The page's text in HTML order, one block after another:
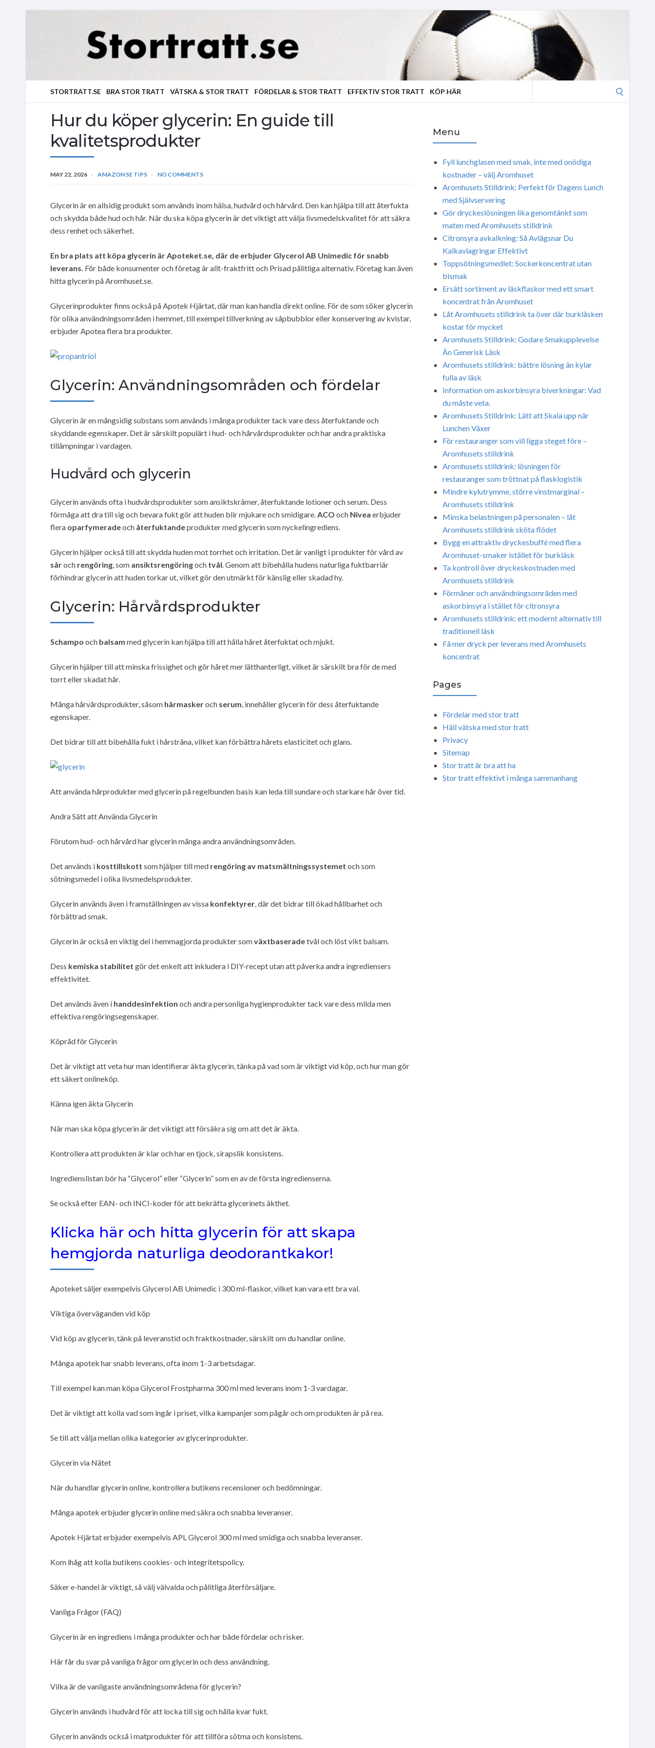
STORTRATT.SE BRA STOR TRATT VÄTSKA & STOR TRATT FÖRDELAR & STOR TRATT EFFEKTIV STOR TRATT KÖP HÄR
Hur du köper glycerin: En guide till
kvalitetsprodukter
MAY 22, 2026 AMAZON SE TIPS NO COMMENTS
Glycerin är en allsidig produkt som används inom hälsa, hudvård och hårvård. Den kan hjälpa till att återfukta
och skydda både hud och hår. När du ska köpa glycerin är det viktigt att välja livsmedelskvalitet för att säkra
dess renhet och säkerhet.
En bra plats att köpa glycerin är Apoteket.se, där de erbjuder Glycerol AB Unimedic för snabb
leverans. För både konsumenter och företag är allt-fraktfritt och Prisad pålitliga alternativ. Företag kan även
hitta glycerin på Aromhuset.se.
Glycerinprodukter finns också på Apotek Hjärtat, där man kan handla direkt online. För de som söker glycerin
för olika användningsområden i hemmet, till exempel tillverkning av såpbubblor eller konservering av kvistar,
erbjuder Apotea flera bra produkter.
Glycerin: Användningsområden och fördelar
Glycerin är en mångsidig substans som används i många produkter tack vare dess återfuktande och
skyddande egenskaper. Det är särskilt populärt i hud- och hårvårdsprodukter och har andra praktiska
tillämpningar i vardagen.
Hudvård och glycerin
Glycerin används ofta i hudvårdsprodukter som ansiktskrämer, återfuktande lotioner och serum. Dess
förmåga att dra till sig och bevara fukt gör att huden blir mjukare och smidigare.ACO och Nivea erbjuder
flera oparfymeradeoch återfuktandeprodukter med glycerin som nyckelingrediens.
Glycerin hjälper också till att skydda huden mot torrhet och irritation. Det är vanligt i produkter för vård av
såroch rengöring, som ansiktsrengöringoch tvål. Genom att bibehålla hudens naturliga fuktbarriär
förhindrar glycerin att huden torkar ut, vilket gör den utmärkt för känslig eller skadad hy.
Glycerin: Hårvårdsprodukter
Schampo och balsam med glycerin kan hjälpa till att hålla håret återfuktat och mjukt.
Glycerin hjälper till att minska frissighet och gör håret mer lätthanterligt, vilket är särskilt bra för de med
torrt eller skadat hår.
Många hårvårdsprodukter, såsom hårmaskeroch serum, innehåller glycerin för dess återfuktande
egenskaper.
Det bidrar till att bibehålla fukt i hårstråna, vilket kan förbättra hårets elasticitet och glans.
Att använda hårprodukter med glycerin på regelbunden basis kan leda till sundare och starkare hår över tid.
Andra Sätt att Använda Glycerin
Förutom hud- och hårvård har glycerin många andra användningsområden.
Det används i kosttillskott som hjälper till med rengöring av matsmältningssystemet och som
sötningsmedel i olika livsmedelsprodukter.
Glycerin används även i framställningen av vissa konfektyrer, där det bidrar till ökad hållbarhet och
förbättrad smak.
Glycerin är också en viktig del i hemmagjorda produkter somväxtbaseradetvål och löst vikt balsam.
Dess kemiska stabilitet gör det enkelt att inkludera i DIY-recept utan att påverka andra ingrediensers
effektivitet.
Det används även i handdesinfektion och andra personliga hygienprodukter tack vare dess milda men
effektiva rengöringsegenskaper.
Köpråd för Glycerin
Det är viktigt att veta hur man identifierar äkta glycerin, tänka på vad som är viktigt vid köp, och hur man gör
ett säkert onlineköp.
Känna igen äkta Glycerin
När man ska köpa glycerin är det viktigt att försäkra sig om att det är äkta.
Kontrollera att produkten är klar och har en tjock, sirapslik konsistens.
Ingredienslistan bör ha “Glycerol” eller “Glycerin” som en av de första ingredienserna.
Se också efter EAN- och INCI-koder för att bekräfta glycerinets äkthet.
Klicka här och hitta glycerin för att skapa
hemgjorda naturliga deodorantkakor!
Apoteket säljer exempelvis Glycerol AB Unimedic i 300 ml-flaskor, vilket kan vara ett bra val.
Viktiga överväganden vid köp
Vid köp av glycerin, tänk på leveranstid och fraktkostnader, särskilt om du handlar online.
Många apotek har snabb leverans, ofta inom 1-3 arbetsdagar.
Till exempel kan man köpa Glycerol Frostpharma 300 ml med leverans inom 1-3 vardagar.
Det är viktigt att kolla vad som ingår i priset, vilka kampanjer som pågår och om produkten är på rea.
Se till att välja mellan olika kategorier av glycerinprodukter.
Glycerin via Nätet
När du handlar glycerin online, kontrollera butikens recensioner och bedömningar.
Många apotek erbjuder glycerin online med säkra och snabba leveranser.
Apotek Hjärtat erbjuder exempelvis APL Glycerol 300 ml med smidiga och snabba leveranser.
Kom ihåg att kolla butikens cookies- och integritetspolicy.
Säker e-handel är viktigt, så välj välvalda och pålitliga återförsäljare.
Vanliga Frågor (FAQ)
Glycerin är en ingrediens i många produkter och har både fördelar och risker.
Här får du svar på vanliga frågor om glycerin och dess användning.
Vilka är de vanligaste användningsområdena för glycerin?
Glycerin används i hudvård för att locka till sig och hålla kvar fukt.
Glycerin används också i matprodukter för att tillföra sötma och konsistens.
Menu
Fyll lunchglasen med smak, inte med onödiga
kostnader – välj Aromhuset
Aromhusets Stilldrink: Perfekt för Dagens Lunch
med Självservering
Gör dryckeslösningen lika genomtänkt som
maten med Aromhusets stilldrink
Citronsyra avkalkning: Så Avlägsnar Du
Kalkavlagringar Effektivt
Toppsötningsmedlet: Sockerkoncentrat utan
bismak
Ersätt sortiment av läskflaskor med ett smart
koncentrat från Aromhuset
Låt Aromhusets stilldrink ta över där burkläsken
kostar för mycket
Aromhusets Stilldrink: Godare Smakupplevelse
Än Generisk Läsk
Aromhusets stilldrink: bättre lösning än kylar
fulla av läsk
Information om askorbinsyra biverkningar: Vad
du måste veta.
Aromhusets Stilldrink: Lätt att Skala upp när
Lunchen Växer
För restauranger som vill ligga steget före –
Aromhusets stilldrink
Aromhusets stilldrink: lösningen för
restauranger som tröttnat på flasklogistik
Mindre kylutrymme, större vinstmarginal –
Aromhusets stilldrink
Minska belastningen på personalen – låt
Aromhusets stilldrink sköta flödet
Bygg en attraktiv dryckesbuffé med flera
Aromhuset-smaker istället för burkläsk
Ta kontroll över dryckeskostnaden med
Aromhusets stilldrink
Förmåner och användningsområden med
askorbinsyra i stället för citronsyra
Aromhusets stilldrink: ett modernt alternativ till
traditionell läsk
Få mer dryck per leverans med Aromhusets
koncentrat
Pages
Fördelar med stor tratt
Häll vätska med stor tratt
Privacy
Sitemap
Stor tratt är bra att ha
Stor tratt effektivt i många sammanhang